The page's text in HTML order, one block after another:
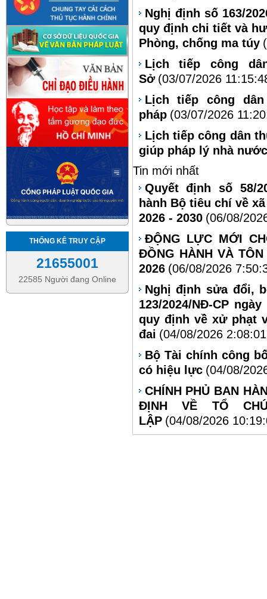
THỐNG KÊ TRUY CẬP
21655001
22585 Người đang Online
Nghị định số 163/
quy định chi tiết và
Phòng, chống ma túy
Lịch tiếp công
Sở (03/07/2026
Lịch tiếp công
pháp (03/07/2026
Lịch tiếp công dân
giúp pháp lý nhà nước
Tin mới nhất
Quyết định số 58/
hành Bộ tiêu chí về
2026 - 2030 (06/08/
ĐỘNG LỰC MỚI
ĐỒNG HÀNH VÀ
2026 (06/08/2026
Nghị định sửa đổi,
123/2024/NĐ-CP
quy định về xử phạt
đai (04/08/2026
Bộ Tài chính công
có hiệu lực (04/08/
CHÍNH PHỦ BAN
ĐỊNH VỀ TỔ
LẬP (04/08/2026